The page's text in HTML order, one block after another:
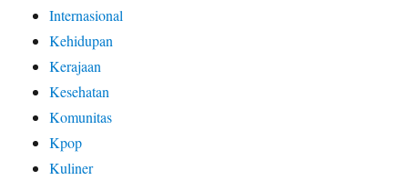
Internasional
Kehidupan
Kerajaan
Kesehatan
Komunitas
Kpop
Kuliner